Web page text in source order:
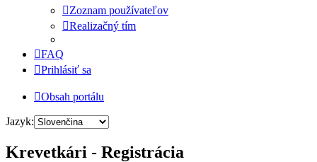
Zoznam používateľov
Realizačný tím
FAQ
Prihlásiť sa
Obsah portálu
Jazyk:
Krevetkári - Registrácia